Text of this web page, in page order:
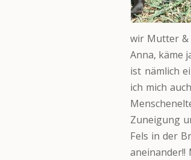
wir Mutter &
Anna, käme
ist nämlich
ich mich
Zuneigung
Fels in der
aneinander!!